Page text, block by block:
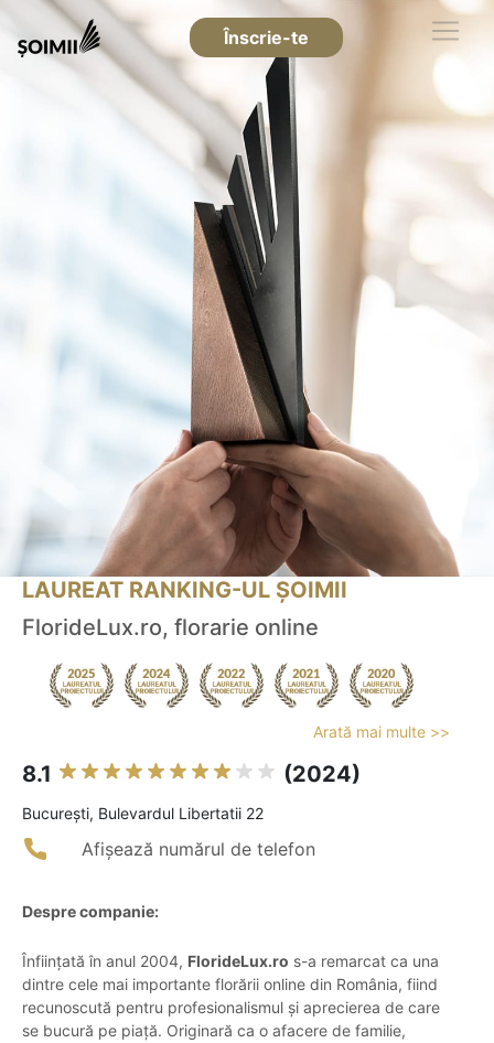
Înscrie-te
LAUREAT RANKING-UL ȘOIMII
FlorideLux.ro, florarie online
Arată mai multe >>
8.1 (2024)
Bucureşti, Bulevardul Libertatii 22
Afișează numărul de telefon
Despre companie:
Înființată în anul 2004, FlorideLux.ro s-a remarcat ca una
dintre cele mai importante florării online din România, fiind
recunoscută pentru profesionalismul și aprecierea de care
se bucură pe piață. Originară ca o afacere de familie,